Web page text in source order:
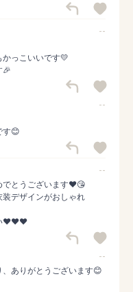
--
っこいいです💛
🎉
--
す😊
--
でとうございます♥😘
デザインがおしゃれ
い♥♥♥
--
ありがとうございます😊